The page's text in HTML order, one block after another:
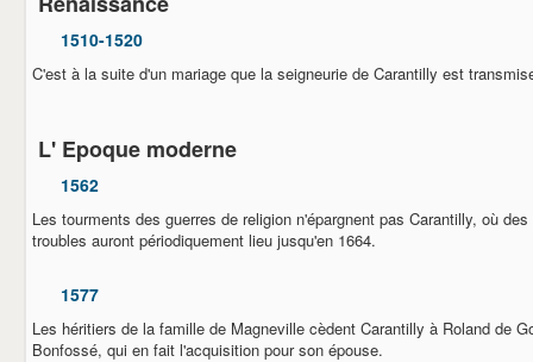
1510-1520
C'est à la suite d'un mariage que la seigneurie de Carantilly est
L' Epoque moderne
1562
Les tourments des guerres de religion n'épargnent pas Carantilly, où
troubles auront périodiquement lieu jusqu'en 1664.
1577
Les héritiers de la famille de Magneville cèdent Carantilly à Roland de
Bonfossé, qui en fait l'acquisition pour son épouse.